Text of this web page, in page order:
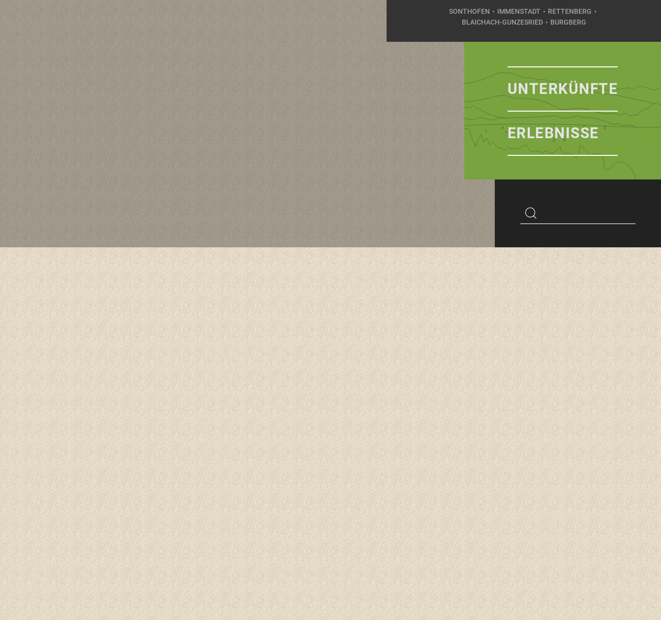
SONTHOFEN IMMENSTADT
RETTENBERG
BLAICHACH-GUNZESRIED
BURGBERG
UNTERKÜNFTE
ERLEBNISSE
Suchbegriff
Suchen